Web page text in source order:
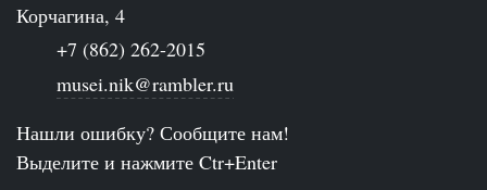
Корчагина, 4
+7 (862) 262-2015
musei.nik@rambler.ru
Нашли ошибку? Сообщите нам!
Выделите и нажмите Ctr+Enter